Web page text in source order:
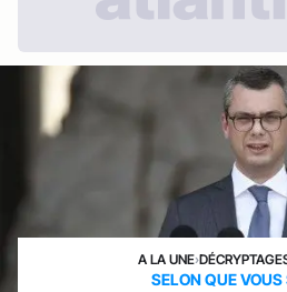
A LA UNE›
SELON QUE VOUS